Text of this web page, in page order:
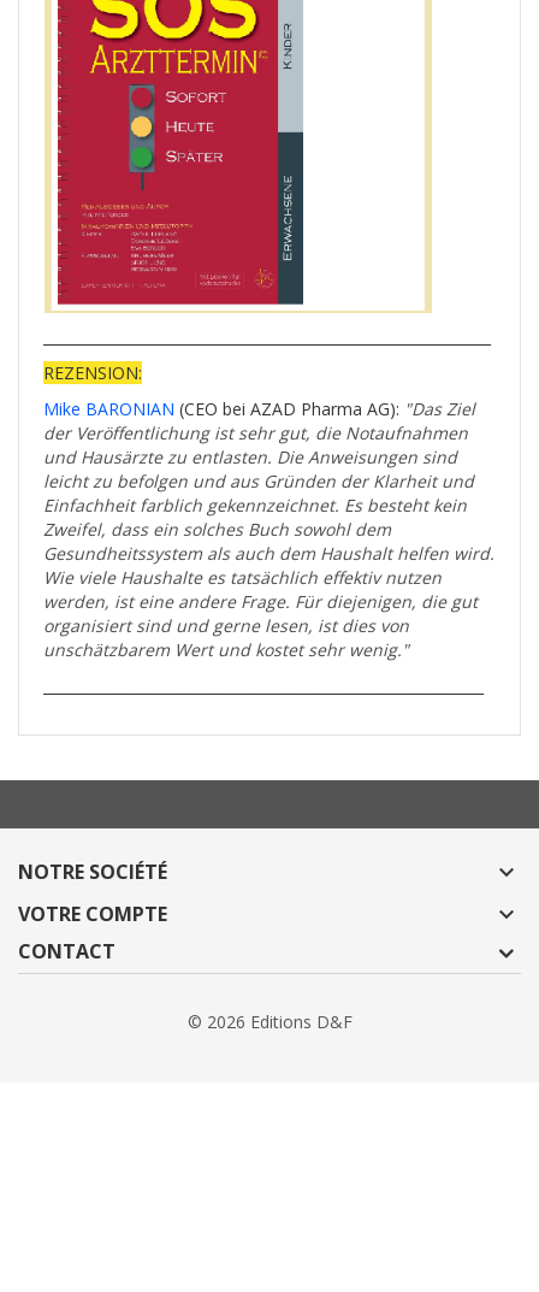
REZENSION:
Mike BARONIAN (CEO bei AZAD Pharma AG): "Das Ziel
der Veröffentlichung ist sehr gut, die Notaufnahmen
und Hausärzte zu entlasten. Die Anweisungen sind
leicht zu befolgen und aus Gründen der Klarheit und
Einfachheit farblich gekennzeichnet. Es besteht kein
Zweifel, dass ein solches Buch sowohl dem
Gesundheitssystem als auch dem Haushalt helfen wird.
Wie viele Haushalte es tatsächlich effektiv nutzen
werden, ist eine andere Frage. Für diejenigen, die gut
organisiert sind und gerne lesen, ist dies von
unschätzbarem Wert und kostet sehr wenig."
NOTRE SOCIÉTÉ 
VOTRE COMPTE 
CONTACT
© 2026 Editions D&F